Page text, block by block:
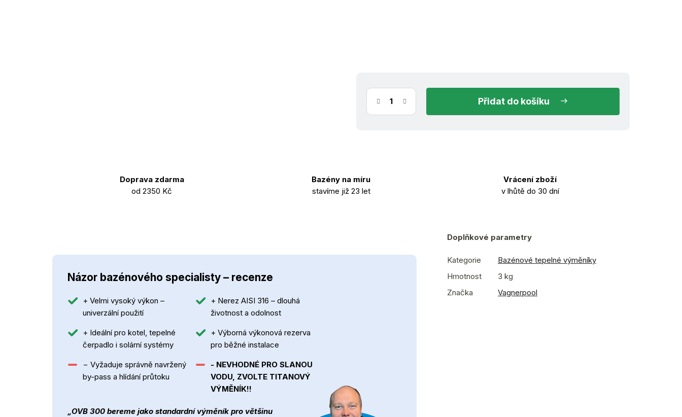
do košíku
Doprava zdarma
od 2350 Kč
Bazény na míru
stavíme již 23 let
Vrácení zboží
v lhůtě do 30 dní
Názor bazénového specialisty – recenze
+ Velmi vysoký výkon –
univerzální použití
+ Nerez AISI 316 – dlouhá
životnost a odolnost
+ Ideální pro kotel, tepelné
čerpadlo i solární systémy
+ Výborná výkonová rezerva
pro běžné instalace
− Vyžaduje správně navržený
by-pass a hlídání průtoku
- NEVHODNÉ PRO SLANOU
VODU, ZVOLTE TITANOVÝ
VÝMĚNÍK!!
„OVB 300 bereme jako standardní výměník pro většinu
Doplňkové parametry
Kategorie
Bazénové tepelné výměníky
Hmotnost
3 kg
Značka
Vagnerpool